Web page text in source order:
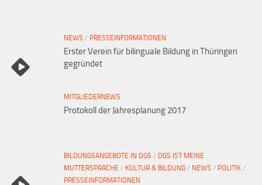
NEWS / PRESSEINFORMATIONEN
Erster Verein für bilinguale Bildung in Thüringen
gegründet
MITGLIEDERNEWS
Protokoll der Jahresplanung 2017
BILDUNGSANGEBOTE IN DGS / DGS IST MEINE
MUTTERSPRACHE / KULTUR & BILDUNG / NEWS / POLITIK /
PRESSEINFORMATIONEN